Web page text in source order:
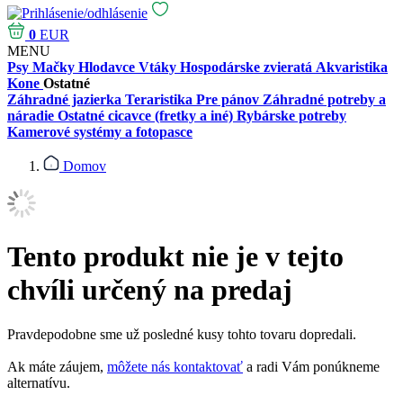
0 EUR
MENU
Psy Mačky Hlodavce Vtáky Hospodárske zvieratá Akvaristika
Kone Ostatné
Záhradné jazierka Teraristika Pre pánov Záhradné potreby a
náradie Ostatné cicavce (fretky a iné) Rybárske potreby
Kamerové systémy a fotopasce
Domov
Tento produkt nie je v tejto
chvíli určený na predaj
Pravdepodobne sme už posledné kusy tohto tovaru dopredali.
Ak máte záujem, môžete nás kontaktovať a radi Vám ponúkneme
alternatívu.